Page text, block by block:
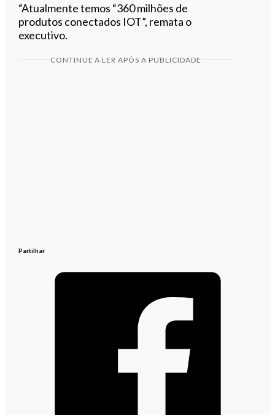
“Atualmente temos “360 milhões de
produtos conectados IOT”, remata o
executivo.
CONTINUE A LER APÓS A PUBLICIDADE
Partilhar